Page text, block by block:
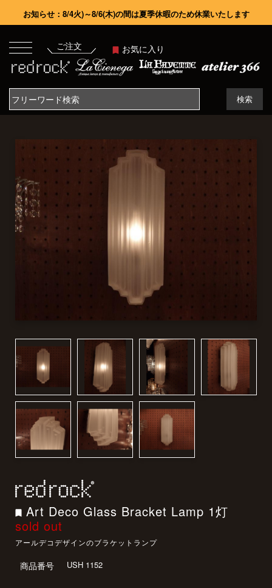
お知らせ：8/4火)～8/6(木)の間は夏季休暇のため休業いたします
ご注文 お気に入り
検索
Art Deco Glass Bracket Lamp 1灯
sold out
アールデコデザインのブラケットランプ
商品番号 USH 1152